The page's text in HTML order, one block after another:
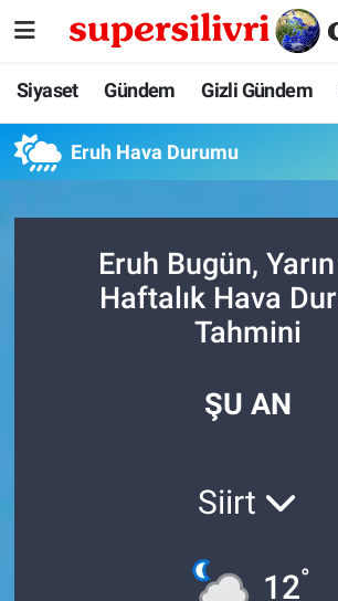
Siyaset Gündem Gizli Gündem
Eruh Hava Durumu
Eruh Bugün,
Haftalık Hava
Tahmini
ŞU AN
Siirt
12°
Siyaset
Gündem
Belediye
Polemik
İstanbul Nöbetçi Eczaneler
İstanbul Hava Durumu
İstanbul Trafik Yoğunluk Haritası
Süper Lig Puan Durumu ve
Son Dakika Haberleri